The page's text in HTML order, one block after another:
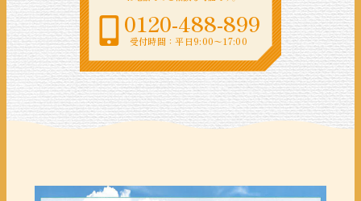
0120-488-899
受付時間：平日9:00〜17:00